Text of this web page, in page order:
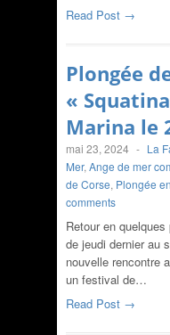
Read Post →
Plongée
«
Marina le
mai 23, 2024 - La
Mer, Ange de mer
de Corse, Plongée
comments
Retour en
de jeudi dernier au
nouvelle rencontre
un festival de…
Read Post →